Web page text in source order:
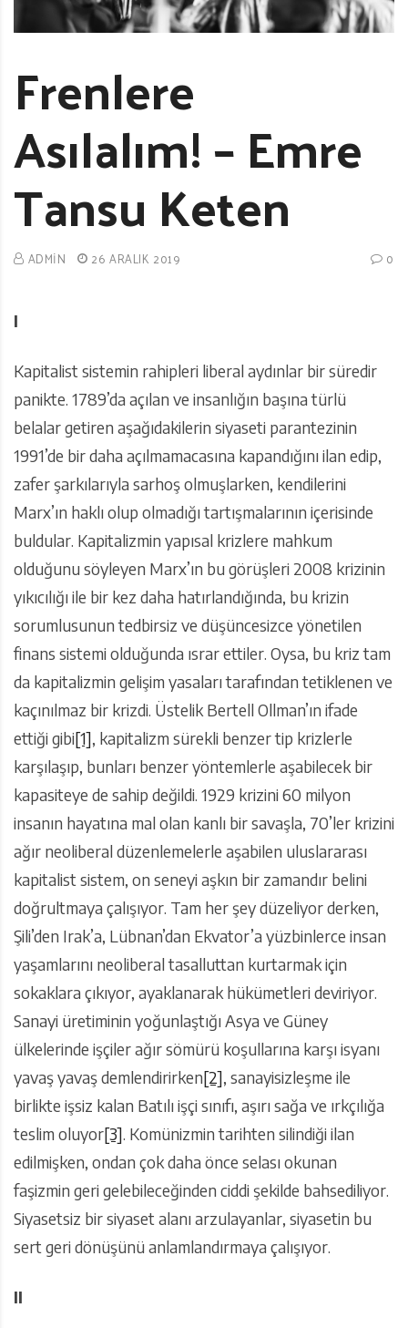
Frenlere
Asılalım! – Emre
Tansu Keten
ADMIN 26 ARALIK 2019 0
I
Kapitalist sistemin rahipleri liberal aydınlar bir süredir
panikte. 1789’da açılan ve insanlığın başına türlü
belalar getiren aşağıdakilerin siyaseti parantezinin
1991’de bir daha açılmamacasına kapandığını ilan edip,
zafer şarkılarıyla sarhoş olmuşlarken, kendilerini
Marx’ın haklı olup olmadığı tartışmalarının içerisinde
buldular. Kapitalizmin yapısal krizlere mahkum
olduğunu söyleyen Marx’ın bu görüşleri 2008 krizinin
yıkıcılığı ile bir kez daha hatırlandığında, bu krizin
sorumlusunun tedbirsiz ve düşüncesizce yönetilen
finans sistemi olduğunda ısrar ettiler. Oysa, bu kriz tam
da kapitalizmin gelişim yasaları tarafından tetiklenen ve
kaçınılmaz bir krizdi. Üstelik Bertell Ollman’ın ifade
ettiği gibi[1], kapitalizm sürekli benzer tip krizlerle
karşılaşıp, bunları benzer yöntemlerle aşabilecek bir
kapasiteye de sahip değildi. 1929 krizini 60 milyon
insanın hayatına mal olan kanlı bir savaşla, 70’ler krizini
ağır neoliberal düzenlemelerle aşabilen uluslararası
kapitalist sistem, on seneyi aşkın bir zamandır belini
doğrultmaya çalışıyor. Tam her şey düzeliyor derken,
Şili’den Irak’a, Lübnan’dan Ekvator’a yüzbinlerce insan
yaşamlarını neoliberal tasalluttan kurtarmak için
sokaklara çıkıyor, ayaklanarak hükümetleri deviriyor.
Sanayi üretiminin yoğunlaştığı Asya ve Güney
ülkelerinde işçiler ağır sömürü koşullarına karşı isyanı
yavaş yavaş demlendirirken[2], sanayisizleşme ile
birlikte işsiz kalan Batılı işçi sınıfı, aşırı sağa ve ırkçılığa
teslim oluyor[3]. Komünizmin tarihten silindiği ilan
edilmişken, ondan çok daha önce selası okunan
faşizmin geri gelebileceğinden ciddi şekilde bahsediliyor.
Siyasetsiz bir siyaset alanı arzulayanlar, siyasetin bu
sert geri dönüşünü anlamlandırmaya çalışıyor.
II